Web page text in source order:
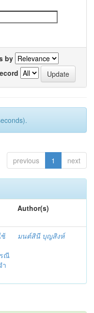
by
previous 1 next
Author(s)
ช้
ณี
ำ
มนต์สินี บุญสิงห์